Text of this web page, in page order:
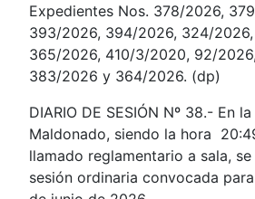
Expedientes Nos. 378/2026,
393/2026, 394/2026, 324/
365/2026, 410/3/2020, 92/
383/2026 y 364/2026. (dp)
DIARIO DE SESIÓN Nº 38.- En
Maldonado, siendo la hora
llamado reglamentario a sala,
sesión ordinaria convocada